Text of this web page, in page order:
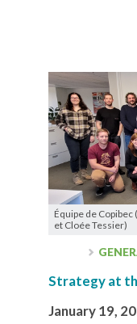
Équipe de Copibec
et Cloée Tessier)
Strategy at
January 19,